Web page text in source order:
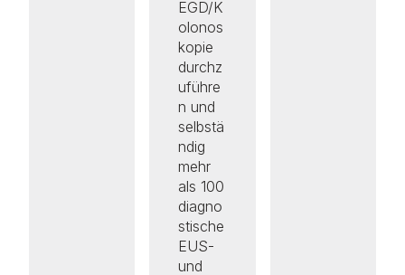
EGD/K
olonos
kopie
durchz
uführe
n und
selbstä
ndig
mehr
als 100
diagno
stische
EUS-
und